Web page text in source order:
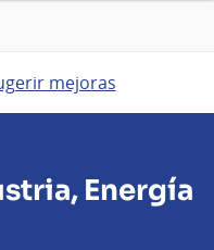
mejoras
Energía